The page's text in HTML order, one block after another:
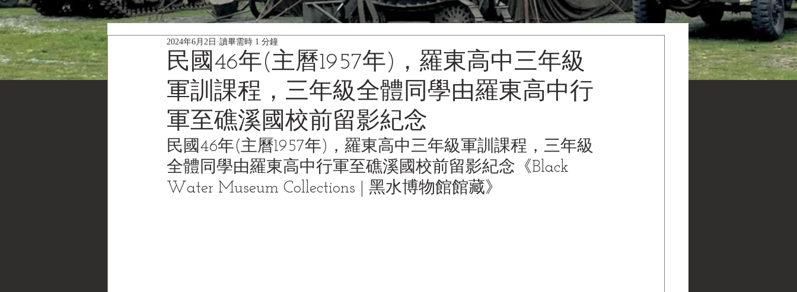
民國46年(主曆1957年)，羅東高中三年級
軍訓課程，三年級全體同學由羅東高中行
軍至礁溪國校前留影紀念
2024年6月2日 讀畢需時 1 分鐘
民國46年(主曆1957年)，羅東高中三年級軍訓課程，三年級
全體同學由羅東高中行軍至礁溪國校前留影紀念 《Black
Water Museum Collections | 黑水博物館館藏》